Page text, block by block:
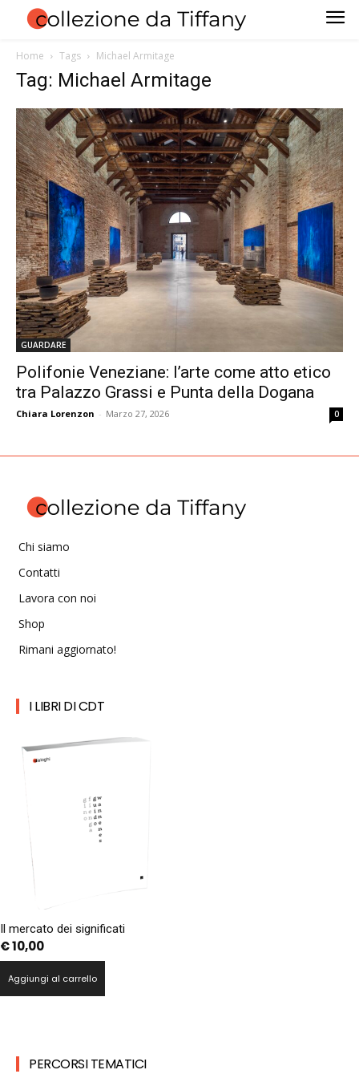
Home Tags Michael Armitage
Tag: Michael Armitage
GUARDARE
Polifonie Veneziane: l’arte come atto etico
tra Palazzo Grassi e Punta della Dogana
Chiara Lorenzon - Marzo 27, 2026 0
Chi siamo
Contatti
Lavora con noi
Shop
Rimani aggiornato!
I LIBRI DI CDT
Il mercato dei significati
€10,00
Aggiungi al carrello
PERCORSI TEMATICI